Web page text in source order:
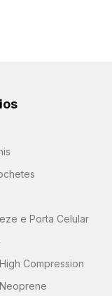
e Porta Celular
Compression